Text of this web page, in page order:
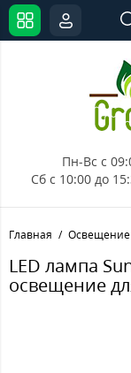
Пн-Вс с
Сб с 10:00 до
Главная Освещение
LED лампа
освещение